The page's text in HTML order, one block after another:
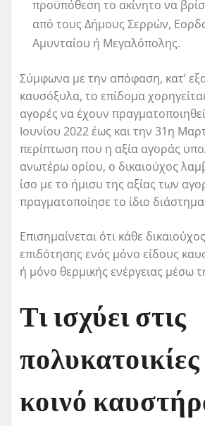
προϋπόθεση το ακίνητο να
από τους Δήμους Σερρών,
Αμυνταίου ή Μεγαλόπολης.
Σύμφωνα με την απόφαση, κατ’
καυσόξυλα, το επίδομα
αγορές να έχουν
Ιουνίου 2022 έως και την 31η
περίπτωση που η αξία αγοράς
ανωτέρω ορίου, ο δικαιούχος
ίσο με το ήμισυ της αξίας των
πραγματοποίησε το ίδιο
Επισημαίνεται ότι κάθε
επιδότησης ενός μόνο είδους
ή μόνο θερμικής ενέργειας μέσω
Τι ισχύει στις
κοινό